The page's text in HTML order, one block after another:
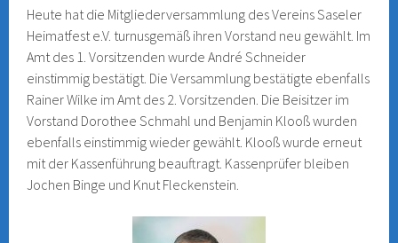
Heute hat die Mitgliederversammlung des Vereins Saseler
Heimatfest e.V. turnusgemäß ihren Vorstand neu gewählt. Im
Amt des 1. Vorsitzenden wurde André Schneider
einstimmig bestätigt. Die Versammlung bestätigte ebenfalls
Rainer Wilke im Amt des 2. Vorsitzenden. Die Beisitzer im
Vorstand Dorothee Schmahl und Benjamin Klooß wurden
ebenfalls einstimmig wieder gewählt. Klooß wurde erneut
mit der Kassenführung beauftragt. Kassenprüfer bleiben
Jochen Binge und Knut Fleckenstein.